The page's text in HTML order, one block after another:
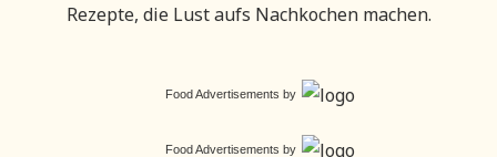
Rezepte, die Lust aufs Nachkochen machen.
Food Advertisements by
Food Advertisements by